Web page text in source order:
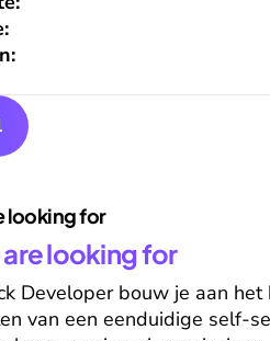
looking for
looking for
Developer bouw je aan
van een eenduidige self-